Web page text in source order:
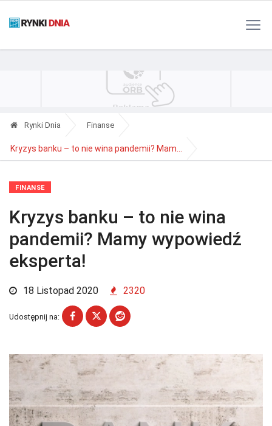
Rynki Dnia Finanse
Kryzys banku – to nie wina pandemii? Mam...
FINANSE
Kryzys banku – to nie wina
pandemii? Mamy wypowiedź
eksperta!
18 Listopad 2020 2320
Udostępnij na: